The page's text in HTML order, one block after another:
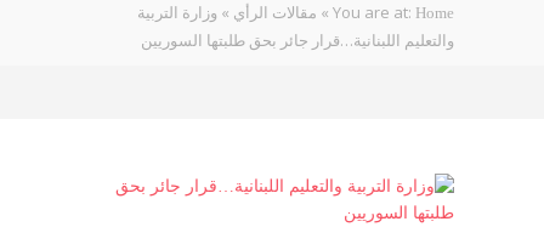
You are at: Home
» مقالات الرأي » وزارة التربية
والتعليم اللبنانية…قرار جائر بحق طلبتها السوريين